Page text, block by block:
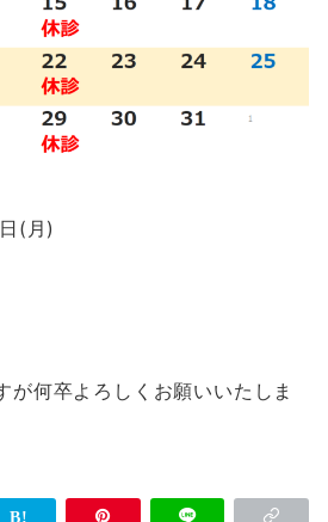
(月)
が何卒よろしくお願いいたしま